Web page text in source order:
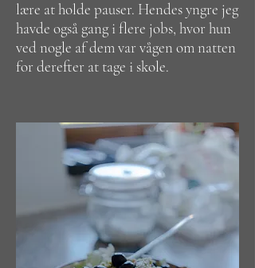
lære at holde pauser. Hendes yngre jeg
havde også gang i flere jobs, hvor hun
ved nogle af dem var vågen om natten
for derefter at tage i skole.